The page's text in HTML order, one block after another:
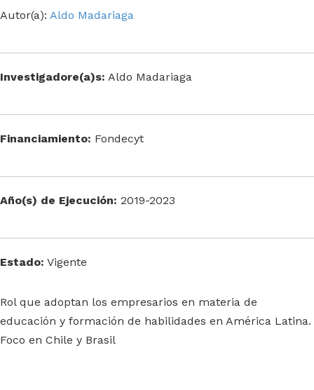
Autor(a): Aldo Madariaga
Investigadore(a)s: Aldo Madariaga
Financiamiento: Fondecyt
Año(s) de Ejecución: 2019-2023
Estado: Vigente
Rol que adoptan los empresarios en materia de
educación y formación de habilidades en América Latina.
Foco en Chile y Brasil